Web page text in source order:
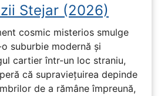
Stejar (2026)
cosmic misterios smulge
suburbie modernă și
cartier într-un loc straniu,
că supraviețuirea depinde
de a rămâne împreună,